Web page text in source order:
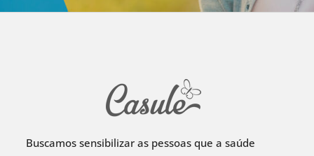
Buscamos sensibilizar as pessoas que a saúde